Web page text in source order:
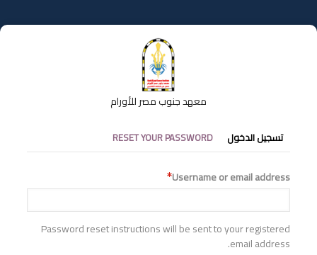
إلى
المحتوى
معهد جنوب مصر للأورام
التبويبات
الأساسية
تسجيل الدخول RESET YOUR PASSWORD
Username or email address
Password reset instructions will be sent to your registered
email address.